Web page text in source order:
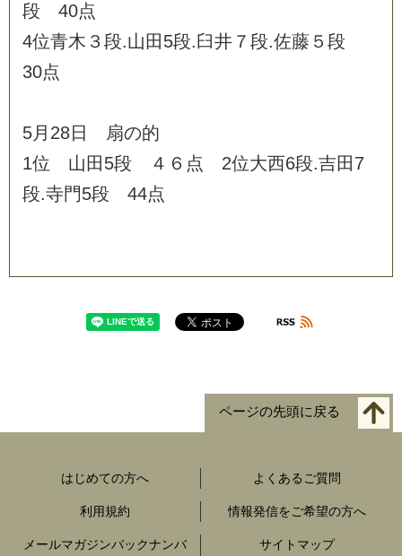
段
40点
4位青木 ３段.山 田 5段.臼井 ７ 段.佐藤 ５ 段
30点
5月 28日 扇の的
1位 山 田 5段 ４ ６ 点 2位大西6段.吉田 7
段.寺門5段 44点
ページの先頭に戻る
はじめての方へ よくあるご質問
利用規約 情報発信をご希望の方へ
メールマガジンバックナンバ サイトマップ